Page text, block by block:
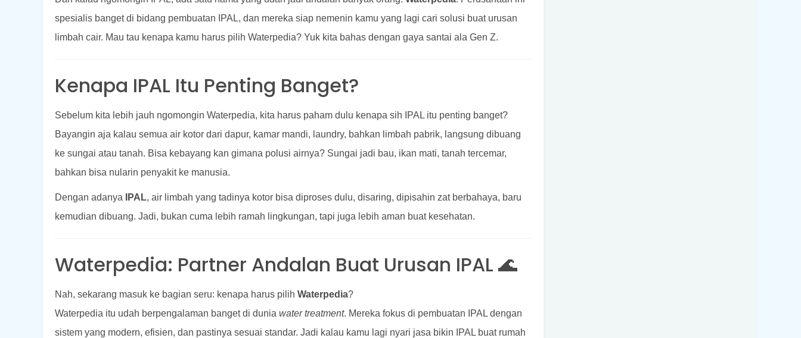
spesialis banget di bidang pembuatan IPAL, dan mereka siap nemenin kamu yang lagi cari solusi buat urusan
limbah cair. Mau tau kenapa kamu harus pilih Waterpedia? Yuk kita bahas dengan gaya santai ala Gen Z.
Kenapa IPAL Itu Penting Banget?
Sebelum kita lebih jauh ngomongin Waterpedia, kita harus paham dulu kenapa sih IPAL itu penting banget?
Bayangin aja kalau semua air kotor dari dapur, kamar mandi, laundry, bahkan limbah pabrik, langsung dibuang
ke sungai atau tanah. Bisa kebayang kan gimana polusi airnya? Sungai jadi bau, ikan mati, tanah tercemar,
bahkan bisa nularin penyakit ke manusia.
Dengan adanya IPAL, air limbah yang tadinya kotor bisa diproses dulu, disaring, dipisahin zat berbahaya, baru
kemudian dibuang. Jadi, bukan cuma lebih ramah lingkungan, tapi juga lebih aman buat kesehatan.
Waterpedia: Partner Andalan Buat Urusan IPAL 🌊
Nah, sekarang masuk ke bagian seru: kenapa harus pilih Waterpedia?
Waterpedia itu udah berpengalaman banget di dunia water treatment. Mereka fokus di pembuatan IPAL dengan
sistem yang modern, efisien, dan pastinya sesuai standar. Jadi kalau kamu lagi nyari jasa bikin IPAL buat rumah